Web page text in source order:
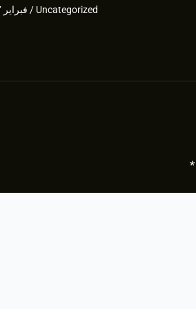
Uncategorized
/ فبراير 7, 2025
*